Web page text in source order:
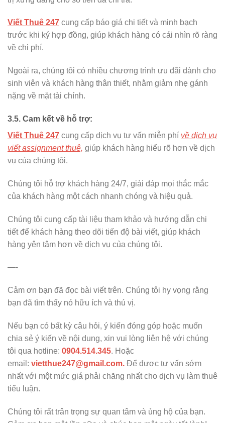
Viết Thuê 247 cung cấp báo giá chi tiết và minh bạch
trước khi ký hợp đồng, giúp khách hàng có cái nhìn rõ ràng
về chi phí.
Ngoài ra, chúng tôi có nhiều chương trình ưu đãi dành cho
sinh viên và khách hàng thân thiết, nhằm giảm nhẹ gánh
nặng về mặt tài chính.
3.5. Cam kết về hỗ trợ:
Viết Thuê 247 cung cấp dịch vụ tư vấn miễn phí về dịch vụ
viết assignment thuê, giúp khách hàng hiểu rõ hơn về dịch
vụ của chúng tôi.
Chúng tôi hỗ trợ khách hàng 24/7, giải đáp mọi thắc mắc
của khách hàng một cách nhanh chóng và hiệu quả.
Chúng tôi cung cấp tài liệu tham khảo và hướng dẫn chi
tiết để khách hàng theo dõi tiến độ bài viết, giúp khách
hàng yên tâm hơn về dịch vụ của chúng tôi.
—-
Cảm ơn bạn đã đọc bài viết trên. Chúng tôi hy vọng rằng
bạn đã tìm thấy nó hữu ích và thú vị.
Nếu bạn có bất kỳ câu hỏi, ý kiến đóng góp hoặc muốn
chia sẻ ý kiến về nội dung, xin vui lòng liên hệ với chúng
tôi qua hotline: 0904.514.345. Hoặc
email: vietthue247@gmail.com. Để được tư vấn sớm
nhất với một mức giá phải chăng nhất cho dịch vụ làm thuê
tiểu luận.
Chúng tôi rất trân trọng sự quan tâm và ủng hộ của bạn.